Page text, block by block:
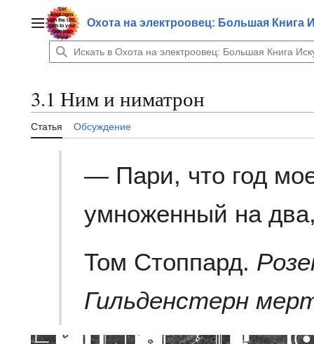
содержаниюГлавное менюОхота на электроовец: Большая Книга
3.1 Ним и ниматрон
Статья Обсуждение
— Пари, что год
умноженный на
Том Стоппард.
Гильденстерн